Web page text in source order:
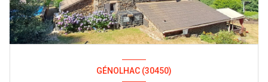
GÉNOLHAC (30450)